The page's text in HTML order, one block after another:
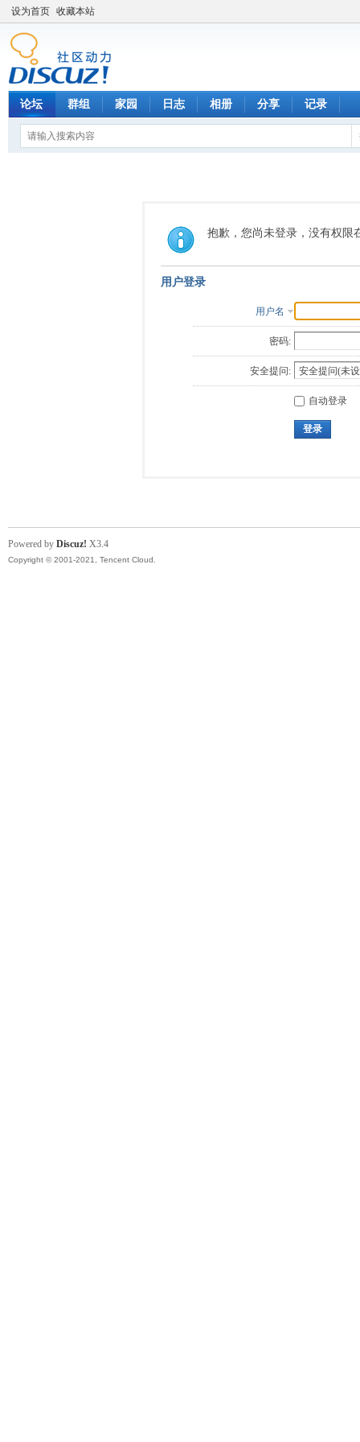
设为首页 收藏本站
论坛 群组 家园 日志 相册 分享 记录
抱歉，您尚未登录，没有权限
用户登录
用户名
密码:
安全提问:
自动登录
登录
Powered by Discuz! X3.4
Copyright © 2001-2021, Tencent Cloud.